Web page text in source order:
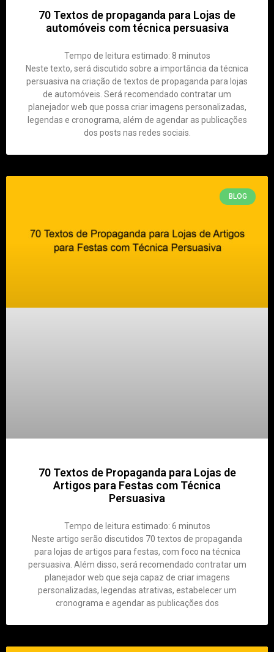
70 Textos de propaganda para Lojas de
automóveis com técnica persuasiva
Tempo de leitura estimado: 8 minutos
Neste texto, será discutido sobre a importância da técnica
persuasiva na criação de textos de propaganda para lojas
de automóveis. Será recomendado contratar um
planejador web que possa criar imagens personalizadas,
legendas e cronograma, além de agendar as publicações
dos posts nas redes sociais.
BLOG
70 Textos de Propaganda para Lojas de
Artigos para Festas com Técnica
Persuasiva
Tempo de leitura estimado: 6 minutos
Neste artigo serão discutidos 70 textos de propaganda
para lojas de artigos para festas, com foco na técnica
persuasiva. Além disso, será recomendado contratar um
planejador web que seja capaz de criar imagens
personalizadas, legendas atrativas, estabelecer um
cronograma e agendar as publicações dos